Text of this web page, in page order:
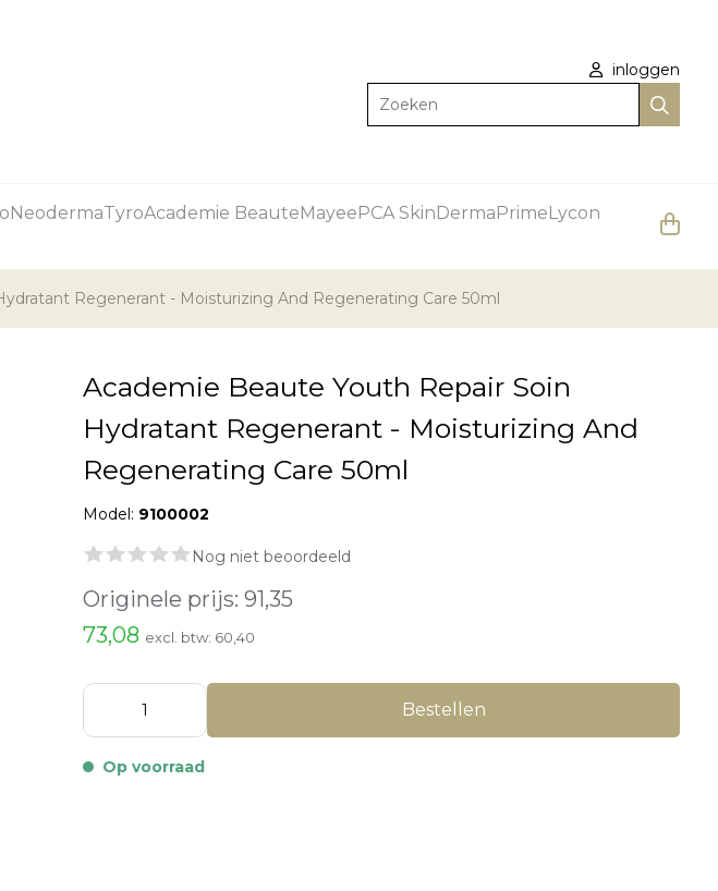
inloggen
Zoeken
NeodermaTyroAcademie BeauteMayeePCA SkinDermaPrimeLycon
Regenerant - Moisturizing And Regenerating Care 50ml
Academie Beaute Youth Repair Soin
Hydratant Regenerant - Moisturizing And
Regenerating Care 50ml
Model: 9100002
Nog niet beoordeeld
Originele prijs:91,35
73,08 excl. btw: 60,40
Bestellen
Op voorraad